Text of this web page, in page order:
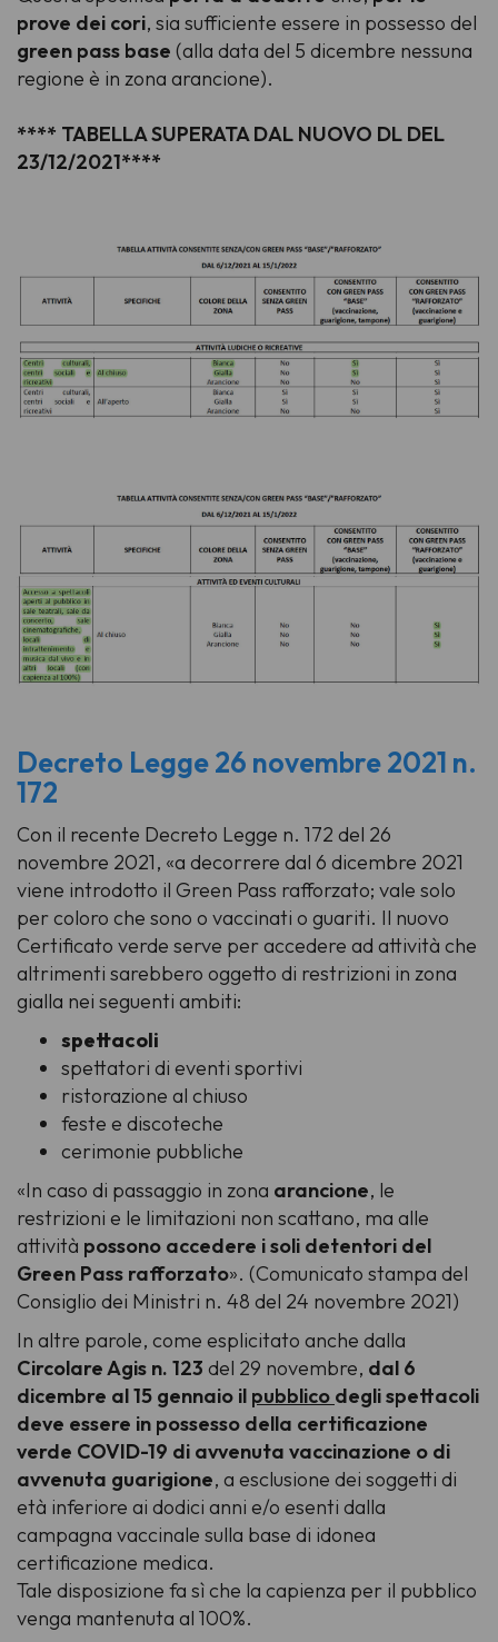
prove dei cori, sia sufficiente essere in possesso del
green pass base (alla data del 5 dicembre nessuna
regione è in zona arancione).
**** TABELLA SUPERATA DAL NUOVO DL DEL
23/12/2021****
Decreto Legge 26 novembre 2021 n.
172
Con il recente Decreto Legge n. 172 del 26
novembre 2021, «a decorrere dal 6 dicembre 2021
viene introdotto il Green Pass rafforzato; vale solo
per coloro che sono o vaccinati o guariti. Il nuovo
Certificato verde serve per accedere ad attività che
altrimenti sarebbero oggetto di restrizioni in zona
gialla nei seguenti ambiti:
spettacoli
spettatori di eventi sportivi
ristorazione al chiuso
feste e discoteche
cerimonie pubbliche
«In caso di passaggio in zona arancione, le
restrizioni e le limitazioni non scattano, ma alle
attività possono accedere i soli detentori del
Green Pass rafforzato». (Comunicato stampa del
Consiglio dei Ministri n. 48 del 24 novembre 2021)
In altre parole, come esplicitato anche dalla
Circolare Agis n. 123 del 29 novembre, dal 6
dicembre al 15 gennaio il pubblico degli spettacoli
deve essere in possesso della certificazione
verde COVID-19 di avvenuta vaccinazione o di
avvenuta guarigione, a esclusione dei soggetti di
età inferiore ai dodici anni e/o esenti dalla
campagna vaccinale sulla base di idonea
certificazione medica.
Tale disposizione fa sì che la capienza per il pubblico
venga mantenuta al 100%.